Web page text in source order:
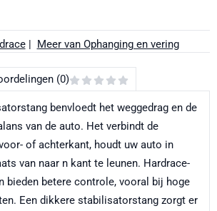
| Meer van Ophanging en vering
(0)
benvloedt het weggedrag en de
van de auto. Het verbindt de
of achterkant, houdt uw auto in
van naar n kant te leunen. Hardrace-
bieden betere controle, vooral bij hoge
Een dikkere stabilisatorstang zorgt er